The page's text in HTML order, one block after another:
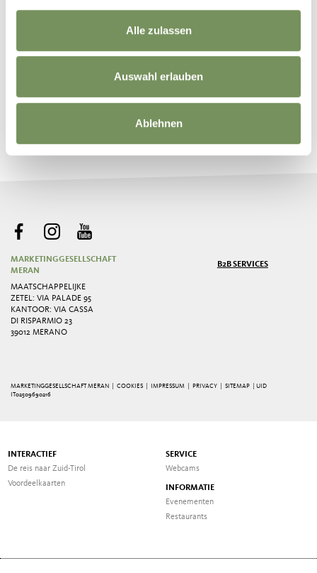
Alle zulassen
Auswahl erlauben
Ablehnen
MARKETINGGESELLSCHAFT
MERAN
MAATSCHAPPELIJKE
ZETEL: VIA PALADE 95
KANTOOR: VIA CASSA
DI RISPARMIO 23
39012 MERANO
B2B SERVICES
MARKETINGGESELLSCHAFT MERAN | COOKIES IMPRESSUM PRIVACY |SITEMAP
| UID
IT02509690216
INTERACTIEF
De reis naar Zuid-Tirol
Voordeelkaarten
SERVICE
Webcams
INFORMATIE
Evenementen
Restaurants